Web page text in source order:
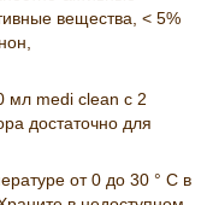
вещества, ˂ 5%
мл medi clean с 2
достаточно для
от 0 до 30 ° C в